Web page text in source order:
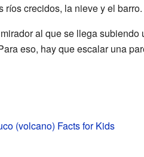
ríos crecidos, la nieve y el barro.
al que se llega
eso, hay que escalar una
(volcano) Facts for Kids